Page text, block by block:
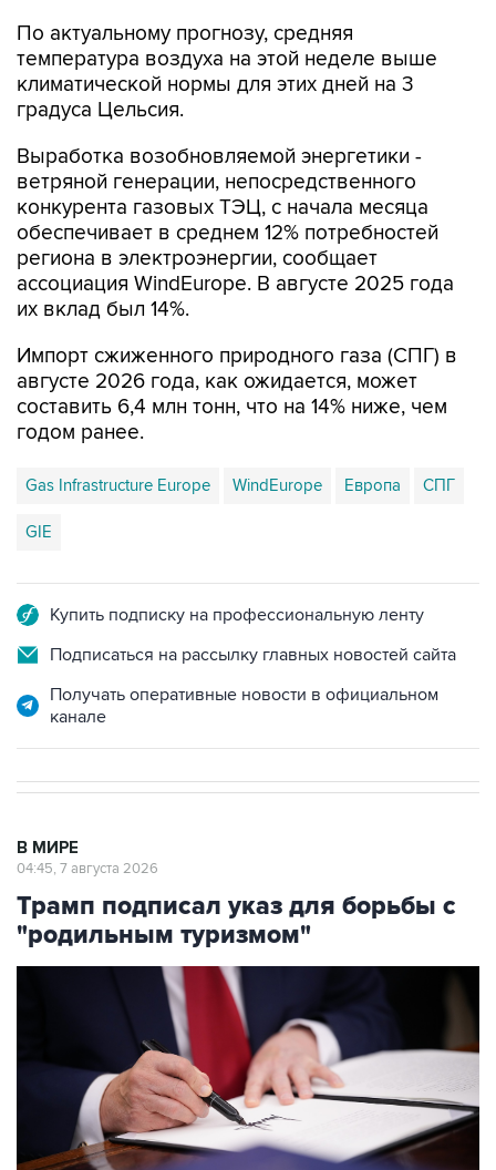
климатической нормы для этих дней на 3
градуса Цельсия.
Выработка возобновляемой энергетики -
конкурента газовых ТЭЦ, с начала месяца
обеспечивает в среднем 12% потребностей
региона в электроэнергии, сообщает
ассоциация WindEurope. В августе 2025 года
их вклад был 14%.
Импорт сжиженного природного газа (СПГ) в
составить 6,4 млн тонн, что на 14% ниже, чем
годом ранее.
Gas Infrastructure Europe
GIE
Подписаться на рассылку главных новостей сайта
Получать оперативные новости в официальном
Трамп подписал указ для борьбы с
"родильным туризмом"